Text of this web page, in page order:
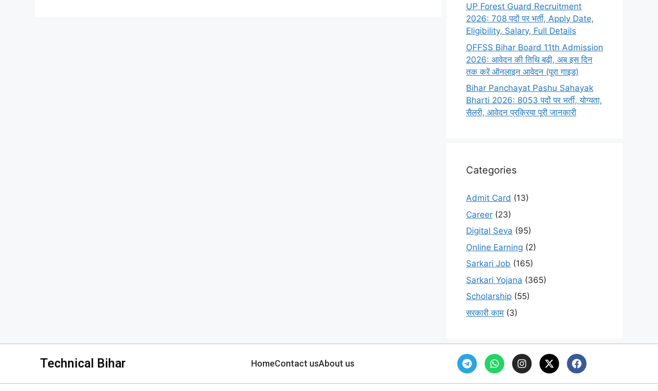
UP Forest Guard Recruitment
2026: 708 पदों पर भर्ती, Apply Date,
Eligibility, Salary, Full Details
OFFSS Bihar Board 11th Admission
2026: आवेदन की तिथि बढ़ी, अब इस दिन
तक करें ऑनलाइन आवेदन (पूरा गाइड)
Bihar Panchayat Pashu Sahayak
Bharti 2026: 8053 पदों पर भर्ती, योग्यता,
सैलरी, आवेदन प्रक्रिया पूरी जानकारी
Categories
Admit Card (13)
Career (23)
Digital Seva (95)
Online Earning (2)
Sarkari Job (165)
Sarkari Yojana (365)
Scholarship (55)
सरकारी काम (3)
Technical Bihar HomeContact usAbout us